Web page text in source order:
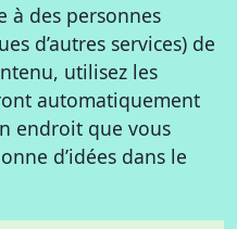
à des personnes
d’autres services) de
utilisez les
automatiquement
endroit que vous
d’idées dans le